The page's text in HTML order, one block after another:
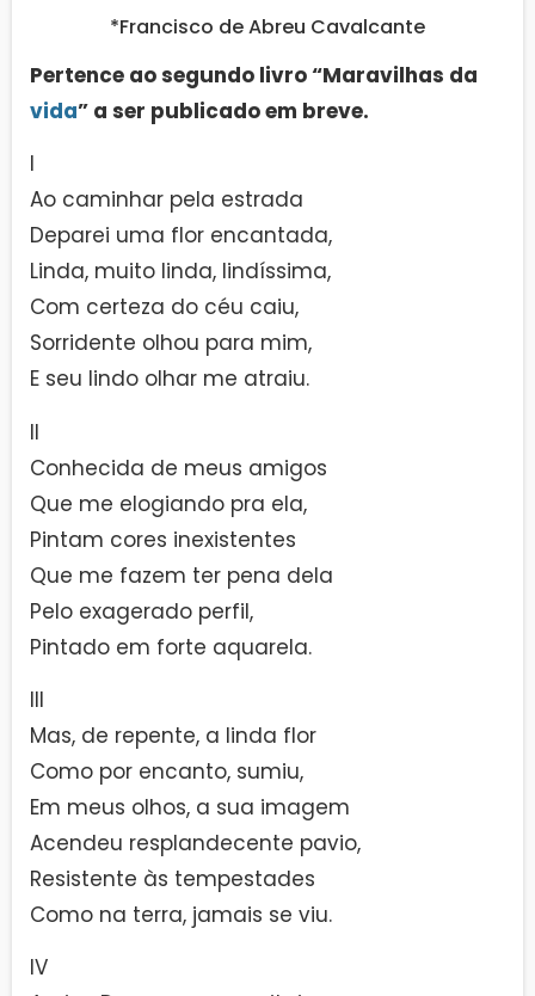
*Francisco de Abreu Cavalcante
Pertence ao segundo livro “Maravilhas da
vida” a ser publicado em breve.
I
Ao caminhar pela estrada
Deparei uma flor encantada,
Linda, muito linda, lindíssima,
Com certeza do céu caiu,
Sorridente olhou para mim,
E seu lindo olhar me atraiu.
II
Conhecida de meus amigos
Que me elogiando pra ela,
Pintam cores inexistentes
Que me fazem ter pena dela
Pelo exagerado perfil,
Pintado em forte aquarela.
III
Mas, de repente, a linda flor
Como por encanto, sumiu,
Em meus olhos, a sua imagem
Acendeu resplandecente pavio,
Resistente às tempestades
Como na terra, jamais se viu.
IV